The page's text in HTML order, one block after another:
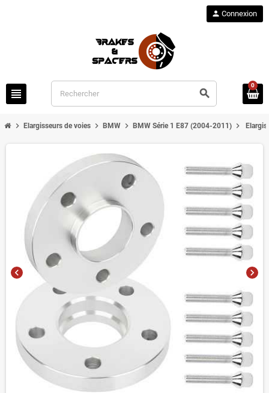
view_headline search
person Connexion
0
chevron_right Elargisseurs de voies chevron_right BMW chevron_right BMW Série 1 E87 (2004-2011) chevron_right
chevron_left chevron_right